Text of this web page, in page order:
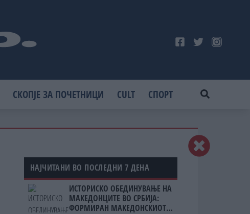
СКОПЈЕ ЗА ПОЧЕТНИЦИ CULT СПОРТ
НАЈЧИТАНИ ВО ПОСЛЕДНИ 7 ДЕНА
ИСТОРИСКО ОБЕДИНУВАЊЕ НА
МАКЕДОНЦИТЕ ВО СРБИЈА:
ФОРМИРАН МАКЕДОНСКИОТ